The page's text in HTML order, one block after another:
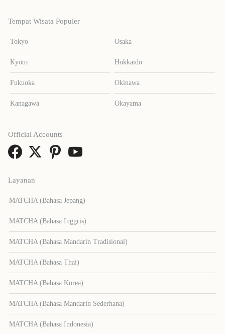
Tempat Wisata Populer
Tokyo Osaka
Kyoto Hokkaido
Fukuoka Okinawa
Kanagawa Okayama
Layanan
MATCHA (Bahasa Jepang)
MATCHA (Bahasa Inggris)
MATCHA (Bahasa Mandarin Tradisional)
MATCHA (Bahasa Thai)
MATCHA (Bahasa Korea)
MATCHA (Bahasa Mandarin Sederhana)
MATCHA (Bahasa Indonesia)
Official Accounts